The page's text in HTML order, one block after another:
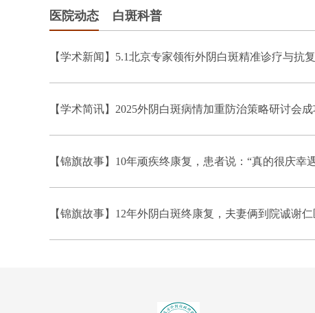
医院动态 白斑科普
【学术新闻】5.1北京专家领衔外阴白斑精准诊疗与抗
【学术简讯】2025外阴白斑病情加重防治策略研讨会
【锦旗故事】10年顽疾终康复，患者说：“真的很庆幸
【锦旗故事】12年外阴白斑终康复，夫妻俩到院诚谢仁